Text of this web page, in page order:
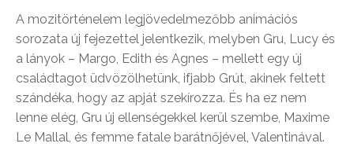
A mozitörténelem legjövedelmezőbb animációs
sorozata új fejezettel jelentkezik, melyben Gru, Lucy és
a lányok – Margo, Edith és Agnes – mellett egy új
családtagot üdvözölhetünk, ifjabb Grút, akinek feltett
szándéka, hogy az apját szekírozza. És ha ez nem
lenne elég, Gru új ellenségekkel kerül szembe, Maxime
Le Mallal, és femme fatale barátnőjével, Valentinával.